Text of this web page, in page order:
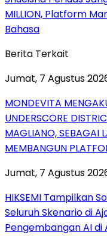
MILLION, Platform
Bahasa
Berita Terkait
Jumat, 7 Agustus
MONDEVITA
UNDERSCORE
MAGLIANO, SEBAGAI
MEMBANGUN
Jumat, 7 Agustus
HIKSEMI Tampilkan
Seluruh Skenario di
Pengembangan AI di